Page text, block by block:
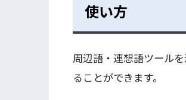
使い方
周辺語・連想語ツール
ることができます。